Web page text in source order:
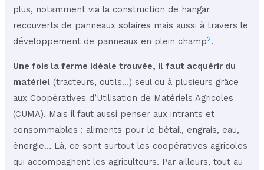
plus, notamment via la construction de hangar
recouverts de panneaux solaires mais aussi à travers le
développement de panneaux en plein champ2.
Une fois la ferme idéale trouvée, il faut acquérir du
matériel (tracteurs, outils…) seul ou à plusieurs grâce
aux Coopératives d’Utilisation de Matériels Agricoles
(CUMA). Mais il faut aussi penser aux intrants et
consommables : aliments pour le bétail, engrais, eau,
énergie… Là, ce sont surtout les coopératives agricoles
qui accompagnent les agriculteurs. Par ailleurs, tout au